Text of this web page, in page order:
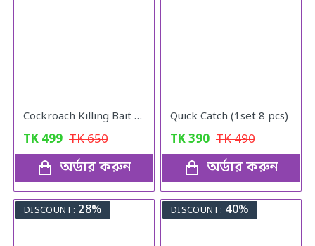
Cockroach Killing Bait Powder (5 pcs)
TK 499 TK650
অর্ডার করুন
Quick Catch (1set 8 pcs)
TK390 TK490
অর্ডার করুন
DISCOUNT: 28% DISCOUNT: 40%